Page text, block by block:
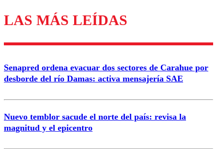
Los comentarios son moderados para garantizar un
diálogo respetuoso.
Nombre
Correo
LAS MÁS LEÍDAS
Senapred ordena evacuar dos sectores de Carahue por
desborde del río Damas: activa mensajería SAE
Nuevo temblor sacude el norte del país: revisa la
magnitud y el epicentro